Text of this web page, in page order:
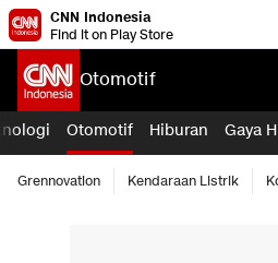
CNN Indonesia
Find it on Play Store
Otomotif
Otomotif Hiburan Gaya
Grennovation Kendaraan Listrik